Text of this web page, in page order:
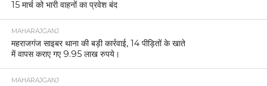
15 मार्च को भारी वाहनों का प्रवेश बंद
MAHARAJGANJ
महराजगंज साइबर थाना की बड़ी कार्रवाई, 14 पीड़ितों के खाते
में वापस कराए गए 9.95 लाख रुपये।
MAHARAJGANJ